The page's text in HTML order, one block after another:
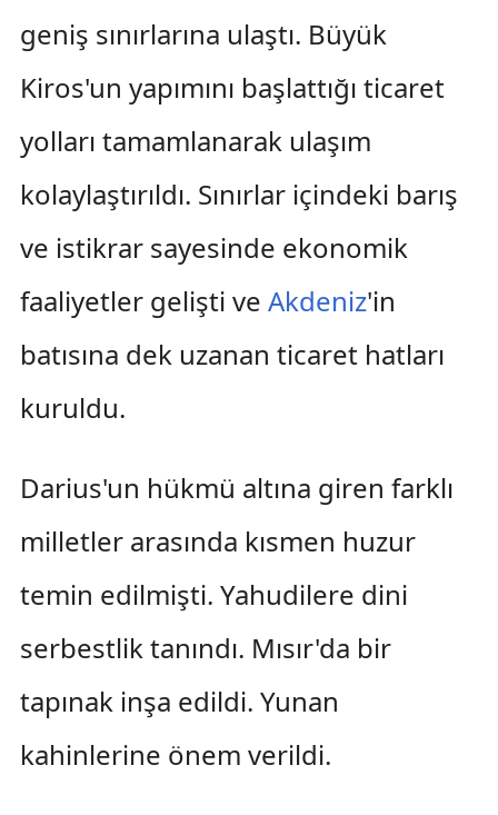
geniş sınırlarına ulaştı. Büyük
Kiros'un yapımını başlattığı ticaret
yolları tamamlanarak ulaşım
kolaylaştırıldı. Sınırlar içindeki barış
ve istikrar sayesinde ekonomik
faaliyetler gelişti ve Akdeniz'in
batısına dek uzanan ticaret hatları
kuruldu.
Darius'un hükmü altına giren farklı
milletler arasında kısmen huzur
temin edilmişti. Yahudilere dini
serbestlik tanındı. Mısır'da bir
tapınak inşa edildi. Yunan
kahinlerine önem verildi.